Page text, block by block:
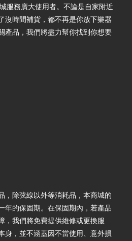
服務廣大使用者。不論是自家附近
沒時間補貨，都不再是你放下樂器
產品，我們將盡力幫你找到你想要
，除弦線以外等消耗品，本商城的
年的保固期。在保固期內，若產品
，我們將免費提供維修或更換服
身，並不涵蓋因不當使用、意外損